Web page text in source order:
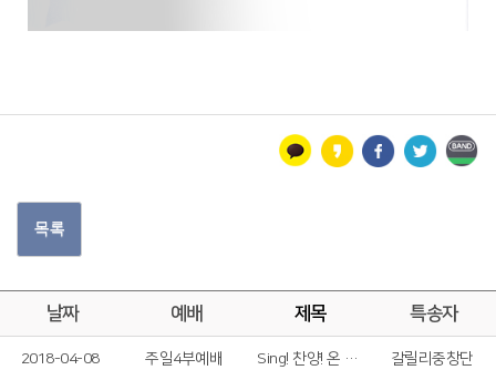
목록
날짜 예배 제목 특송자
2018-04-08 주일4부예배 Sing! 찬양! 온 세상 만드신 주 갈릴리중창단